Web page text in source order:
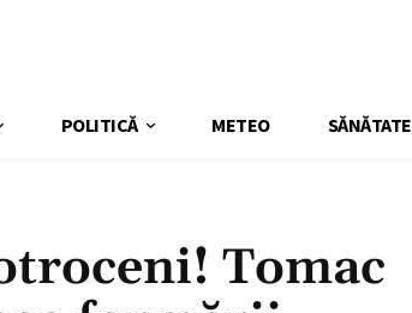
POLITICĂ METEO SĂNĂTATE
Tomac